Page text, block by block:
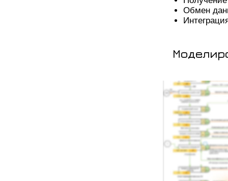
Обмен